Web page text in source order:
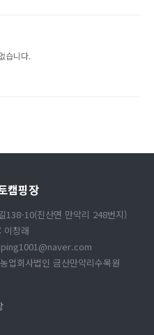
습니다.
캠핑장
138-10(진산면 만악리 248번지)
이창래
회사법인 금산만악리수목원